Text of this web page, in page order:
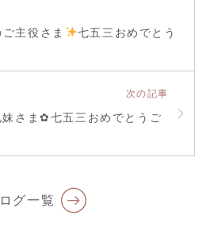
主役さま
七五三おめでとう
次の記事
さま✿七五三おめでとうご
グ一覧